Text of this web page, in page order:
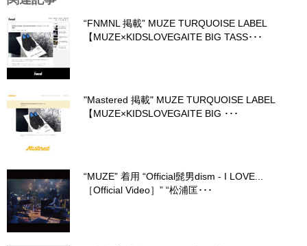
“FNMNL 掲載” MUZE TURQUOISE LABEL
【MUZE×KIDSLOVEGAITE BIG TASS･･･
"Mastered 掲載" MUZE TURQUOISE LABEL
【MUZE×KIDSLOVEGAITE BIG ･･･
“MUZE” 着用 “Official髭男dism - I LOVE...
［Official Video］” “松浦匡･･･